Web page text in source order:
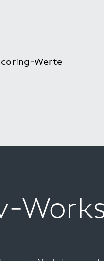
Werte